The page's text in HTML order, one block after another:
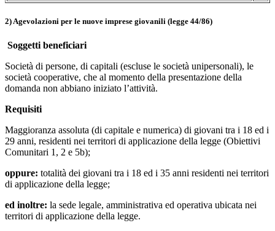
2) Agevolazioni per le nuove imprese giovanili (legge 44/86)
Soggetti beneficiari
Società di persone, di capitali (escluse le società unipersonali), le
società cooperative, che al momento della presentazione della
domanda non abbiano iniziato l’attività.
Requisiti
Maggioranza assoluta (di capitale e numerica) di giovani tra i 18 ed i
29 anni, residenti nei territori di applicazione della legge (Obiettivi
Comunitari 1, 2 e 5b);
oppure: totalità dei giovani tra i 18 ed i 35 anni residenti nei territori
di applicazione della legge;
ed inoltre: la sede legale, amministrativa ed operativa ubicata nei
territori di applicazione della legge.